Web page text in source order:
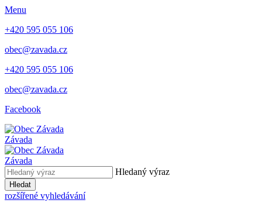
Menu
+420 595 055 106
obec@zavada.cz
+420 595 055 106
obec@zavada.cz
Facebook
Závada
Závada
Hledaný výraz
Hledat
rozšířené vyhledávání